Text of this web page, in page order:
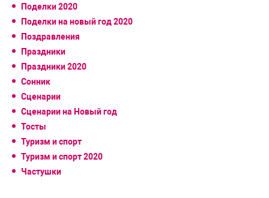
Поделки 2020
Поделки на новый год 2020
Поздравления
Праздники
Праздники 2020
Сонник
Сценарии
Сценарии на Новый год
Тосты
Туризм и спорт
Туризм и спорт 2020
Частушки